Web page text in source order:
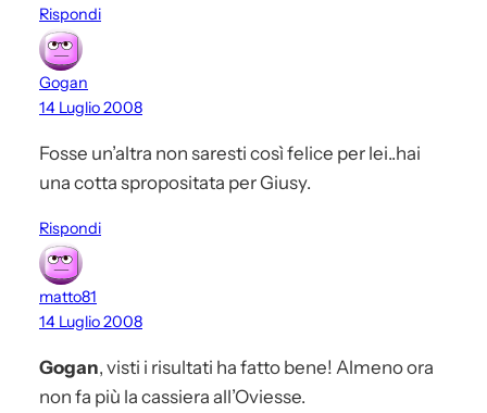
Rispondi
Gogan
14 Luglio 2008
Fosse un’altra non saresti così felice per lei..hai
una cotta spropositata per Giusy.
Rispondi
matto81
14 Luglio 2008
Gogan, visti i risultati ha fatto bene! Almeno ora
non fa più la cassiera all’Oviesse.